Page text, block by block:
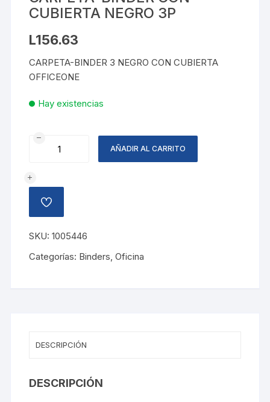
CUBIERTA NEGRO 3P
L156.63
CARPETA-BINDER 3 NEGRO CON CUBIERTA
OFFICEONE
Hay existencias
CARPETA-
BINDER
CUBIERTA
NEGRO
3P
AÑADIR AL CARRITO
AÑADIR
A
LISTA
DE
DESEOS
SKU:1005446
Categorías: Binders,Oficina
DESCRIPCIÓN
DESCRIPCIÓN